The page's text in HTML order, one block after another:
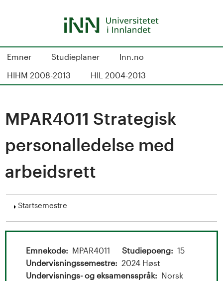
S
d
e
k
t
Emner Studieplaner
Inn.no
HIHM 2008-2013
HIL 2004-2013
MPAR4011 Strategisk
personalledelse med
arbeidsrett
Vis
Startsemestre
Emnekode MPAR4011 Studiepoeng
15
Undervisningssemestre
2024 Høst
Undervisnings- og eksamensspråk
Norsk